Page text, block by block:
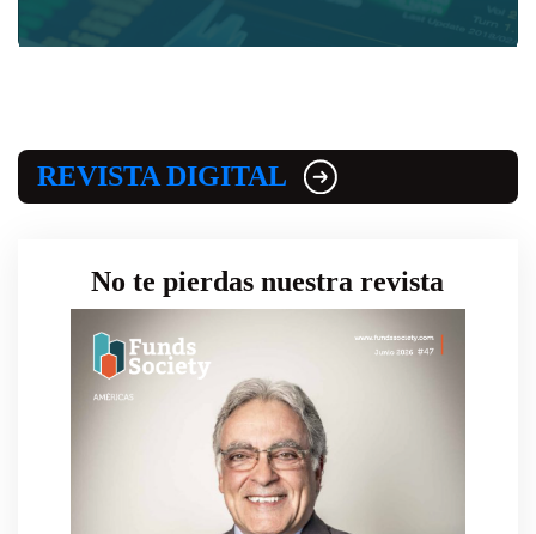
REVISTA DIGITAL
No te pierdas nuestra revista